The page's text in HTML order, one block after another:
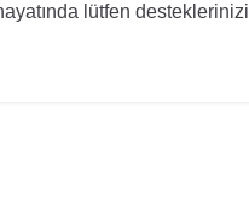
lütfen desteklerinizi